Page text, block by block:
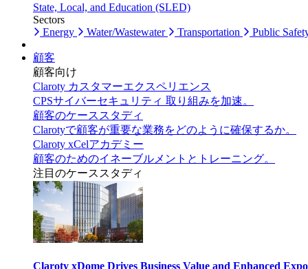
State, Local, and Education (SLED)
Sectors
Energy
Water/Wastewater Transportation Public
顧客
顧客向け
Claroty カスタマーエクスペリエンス
CPSサイバーセキュリティ 取り組みを加速。
顧客のケーススタディ
Clarotyで顧客が重要な業務をどのように確保するか。
Claroty xCelアカデミー
顧客のためのイネーブルメントとトレーニング。
注目のケーススタディ
Claroty xDome Drives Business Value and Enhanced